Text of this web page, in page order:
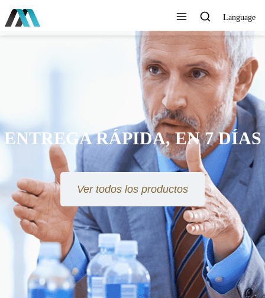
Language
AYUDAMOS AL MUNDO A
CONECTARSE MEJOR,
DURAR MÁS TIEMPO, VIVIR
MÁS FÁCILMENTE Y VOLAR
MÁS ALTO
Ver todos los productos